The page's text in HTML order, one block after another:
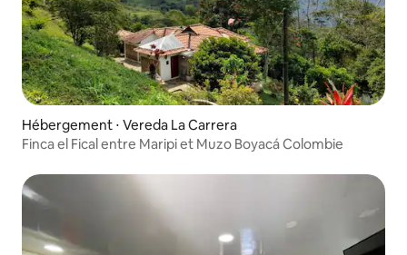
Hébergement ⋅ Vereda La Carrera
Finca el Fical entre Maripi et Muzo Boyacá Colombie